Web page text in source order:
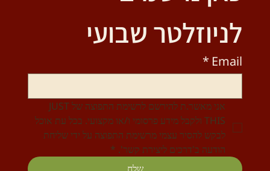
לניוזלטר שבועי
Email
*
THIS ולקבל מידע פרסומי ו/או מקצועי. בכל עת אוכל
לבקש להסיר עצמי מרשימת התפוצה על ידי שליחת
הודעה ב'דרכים ליצירת קשר'. *